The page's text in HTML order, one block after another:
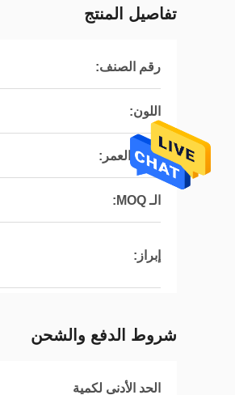
تفاصيل المنتج
رقم الصنف:
اللون:
طول العمر:
الـ MOQ:
إبراز:
شروط الدفع والشحن
الحد الأدنى لكمية